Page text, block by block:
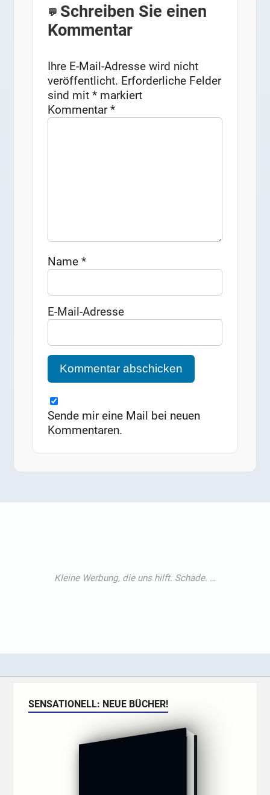
Schreiben Sie einen
Kommentar
Ihre E-Mail-Adresse wird nicht
veröffentlicht. Erforderliche Felder
sind mit* markiert
Kommentar*
Name*
E-Mail-Adresse
Sende mir eine Mail bei neuen
Kommentaren.
SENSATIONELL: NEUE BÜCHER!